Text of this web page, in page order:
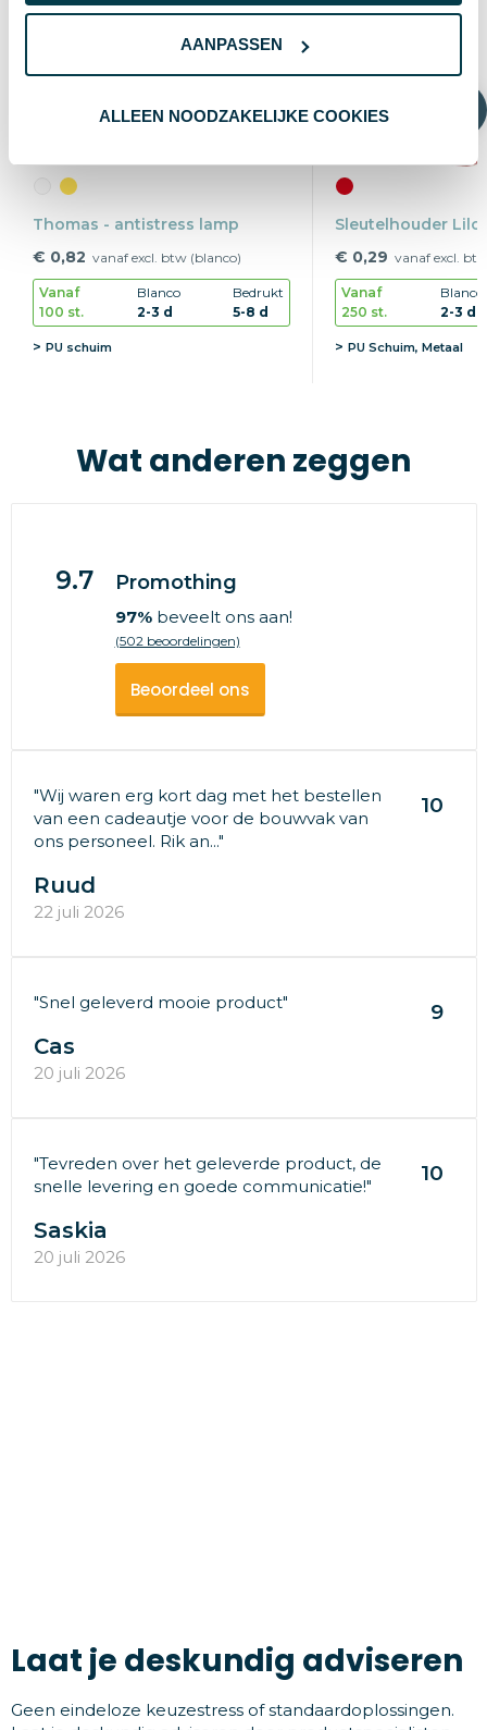
AANPASSEN
ALLEEN NOODZAKELIJKE COOKIES
Thomas - antistress lamp
€ 0,82 vanaf excl. btw (blanco)
Vanaf
100 st.
Blanco
2-3 d
Bedrukt
5-8 d
PU schuim
Sleutelhouder
€ 0,29 vanaf excl.
Vanaf
250 st.
Blanco
2-3 d
PU Schuim, Metaal
Wat anderen zeggen
9.7 Promothing
97%beveelt ons aan!
(502 beoordelingen)
Beoordeel ons
"Wij waren erg kort dag met het bestellen
van een cadeautje voor de bouwvak van
ons personeel. Rik an..."
10
Ruud
22 juli 2026
"Snel geleverd mooie product" 9
Cas
20 juli 2026
"Tevreden over het geleverde product, de
snelle levering en goede communicatie!"
10
Saskia
20 juli 2026
Laat je deskundig adviseren
Geen eindeloze keuzestress of standaardoplossingen.